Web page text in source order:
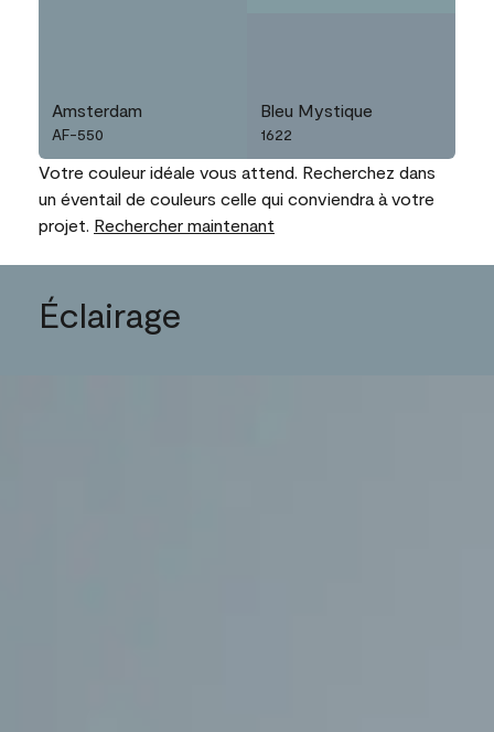
Amsterdam
AF-550
Bleu Mystique
1622
Votre couleur idéale vous attend. Recherchez dans
un éventail de couleurs celle qui conviendra à votre
projet. Rechercher maintenant
Éclairage